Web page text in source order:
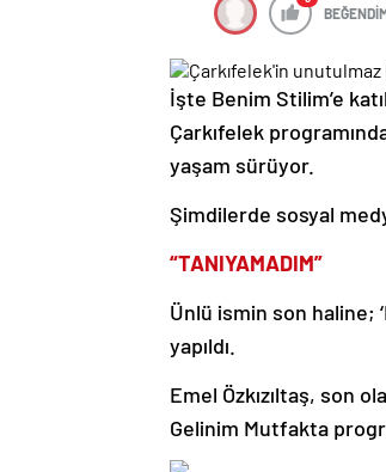
İşte Benim Stilim’e
Çarkıfelek
yaşam sürüyor.
Şimdilerde sosyal
“TANIYAMADIM”
Ünlü ismin son haline;
yapıldı.
Emel Özkızıltaş, son
Gelinim Mutfakta